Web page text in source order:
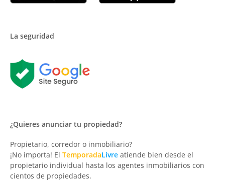
La seguridad
¿Quieres anunciar tu propiedad?
Propietario, corredor o inmobiliario?
¡No importa! El TemporadaLivre atiende bien desde el
propietario individual hasta los agentes inmobiliarios con
cientos de propiedades.